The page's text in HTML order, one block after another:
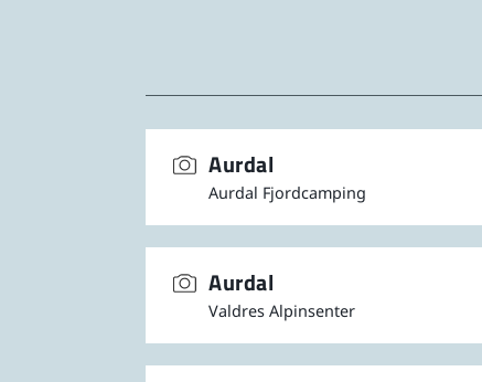
Aurdal
Aurdal Fjordcamping
Aurdal
Valdres Alpinsenter